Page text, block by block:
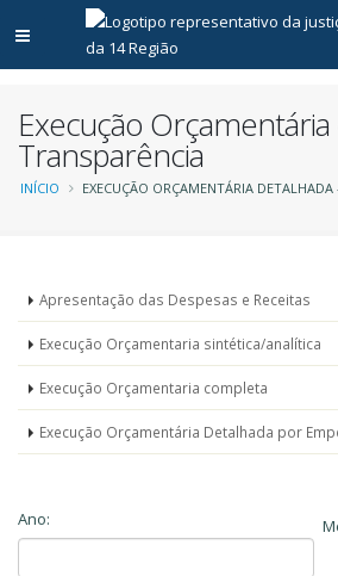
Abrir menu principal
Execução
Transparência
Trilha
navegação
INÍCIO EXECUÇÃO ORÇAMENTÁRIA
Menu
Execução
Orçamentaria
Apresentação das Despesas e Receitas
Execução Orçamentaria sintética/analítica
Execução Orçamentaria completa
Execução Orçamentária Detalhada por
Ano: